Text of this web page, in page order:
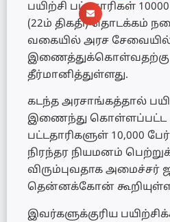
பயிற்சி பட்டதாரிகள்
(22ம் திகதி) தொடக்கம்
வகையில் அரச
இணைத்துக்கொள்வதற்கு
தீர்மானித்துள்ளது.
கடந்த அரசாங்கத்தால்
இணைந்து கொள்ளப்பட்ட
பட்டதாரிகளுள் 10,000
நிரந்தர நியமனம்
விரும்புவதாக
தென்னக்கோன்
இவர்களுக்குரிய